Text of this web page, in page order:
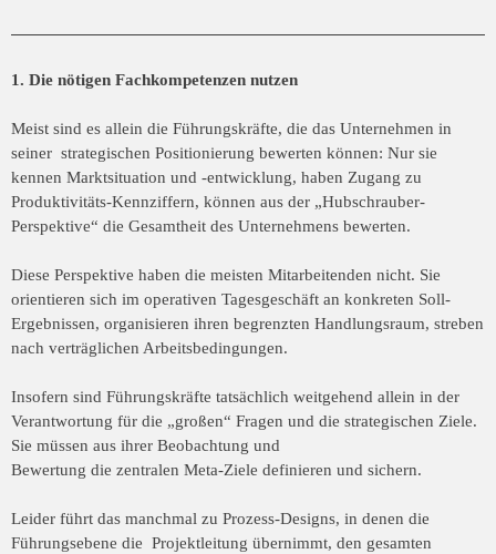
1. Die nötigen Fachkompetenzen nutzen
Meist sind es allein die Führungskräfte, die das Unternehmen in
seiner strategischen Positionierung bewerten können: Nur sie
kennen Marktsituation und -entwicklung, haben Zugang zu
Produktivitäts-Kennziffern, können aus der „Hubschrauber-
Perspektive“ die Gesamtheit des Unternehmens bewerten.
Diese Perspektive haben die meisten Mitarbeitenden nicht. Sie
orientieren sich im operativen Tagesgeschäft an konkreten Soll-
Ergebnissen, organisieren ihren begrenzten Handlungsraum, streben
nach verträglichen Arbeitsbedingungen.
Insofern sind Führungskräfte tatsächlich weitgehend allein in der
Verantwortung für die „großen“ Fragen und die strategischen Ziele.
Sie müssen aus ihrer Beobachtung und
Bewertung die zentralen Meta-Ziele definieren und sichern.
Leider führt das manchmal zu Prozess-Designs, in denen die
Führungsebene die Projektleitung übernimmt, den gesamten